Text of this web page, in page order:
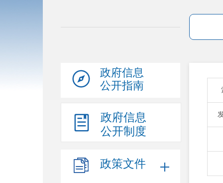
政府信息
公开指南
政府信息
公开制度
政策文件